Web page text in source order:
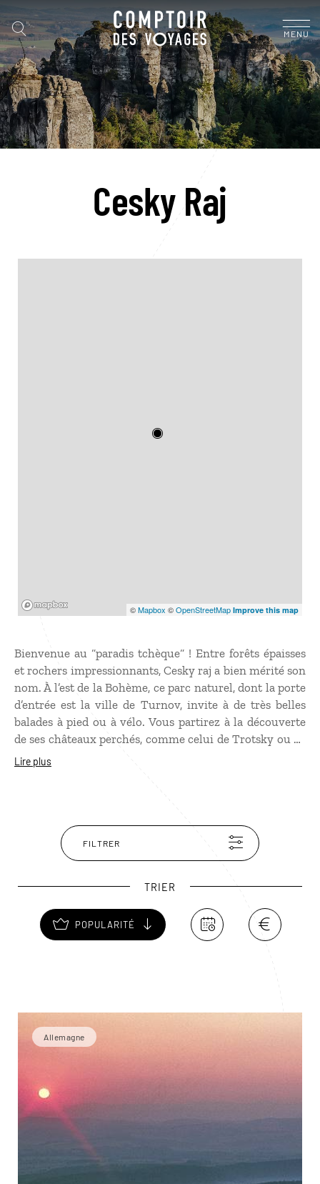
MENU
Cesky Raj
©Mapbox ©OpenStreetMap Improve this map
Bienvenue au “paradis tchèque“ ! Entre forêts épaisses
et rochers impressionnants, Cesky raj a bien mérité son
nom. À l’est de la Bohème, ce parc naturel, dont la porte
d’entrée est la ville de Turnov, invite à de très belles
balades à pied ou à vélo. Vous partirez à la découverte
de ses châteaux perchés, comme celui de Trotsky ou de
Kost. À Skala, d’étonnantes formations rocheuses
longer une allée de 2 km bordée d’un millier de tilleuls.
Lire plus
FILTRER
TRIER
POPULARITÉ
Allemagne